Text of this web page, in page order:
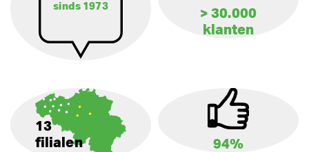
sinds 1973
> 30.000
klanten
13
filialen
94%